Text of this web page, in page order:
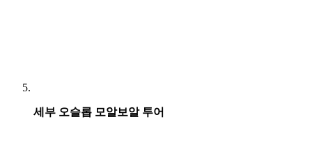
세부 오슬롭 모알보알 투어